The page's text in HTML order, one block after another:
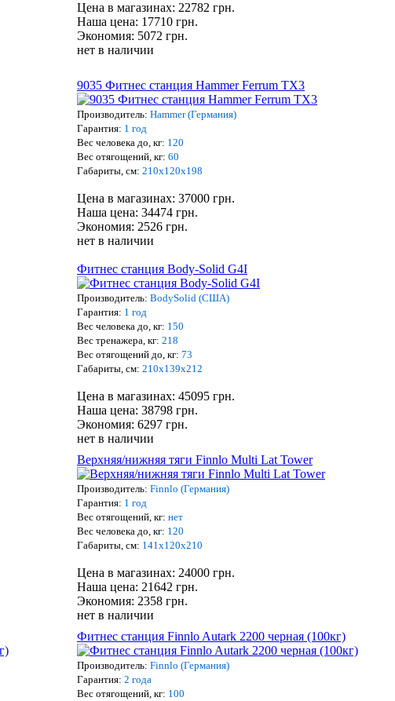
Цена в магазинах: 22782 грн.
Наша цена: 17710 грн.
Экономия: 5072 грн.
нет в наличии
9035 Фитнес станция Hammer Ferrum TX3
Производитель: Hammer (Германия)
Гарантия: 1 год
Вес человека до, кг: 120
Вес отягощений, кг: 60
Габариты, см: 210х120х198
Цена в магазинах: 37000 грн.
Наша цена: 34474 грн.
Экономия: 2526 грн.
нет в наличии
Фитнес станция Body-Solid G4I
Производитель: BodySolid (США)
Гарантия: 1 год
Вес человека до, кг: 150
Вес тренажера, кг: 218
Вес отягощений до, кг: 73
Габариты, см: 210х139х212
Цена в магазинах: 45095 грн.
Наша цена: 38798 грн.
Экономия: 6297 грн.
нет в наличии
Верхняя/нижняя тяги Finnlo Multi Lat Tower
Производитель: Finnlo (Германия)
Гарантия: 1 год
Вес отягощений, кг: нет
Вес человека до, кг: 120
Габариты, см: 141х120х210
Цена в магазинах: 24000 грн.
Наша цена: 21642 грн.
Экономия: 2358 грн.
нет в наличии
Фитнес станция Finnlo Autark 2200 черная (100кг)
Производитель: Finnlo (Германия)
Гарантия: 2 года
Вес отягощений, кг: 100